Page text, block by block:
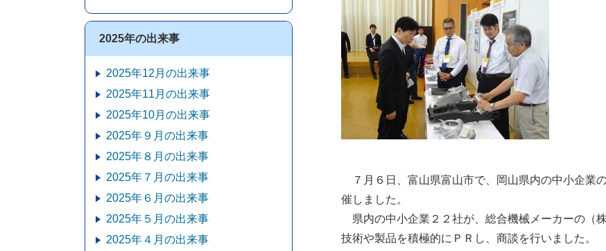
７月６日、富山県富山市で、岡山県内の中小企業
催しました。
県内の中小企業２２社が、総合機械メーカーの（
技術や製品を積極的にＰＲし、商談を行いました。
2025年の出来事
2025年12月の出来事
2025年11月の出来事
2025年10月の出来事
2025年９月の出来事
2025年８月の出来事
2025年７月の出来事
2025年６月の出来事
2025年５月の出来事
2025年４月の出来事